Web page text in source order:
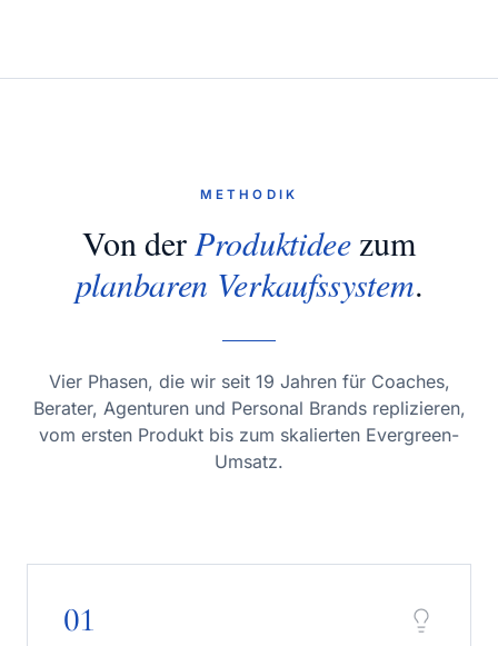
METHODIK
Von derProduktideezum
planbaren Verkaufssystem.
Vier Phasen, die wir seit 19 Jahren für Coaches,
Berater, Agenturen und Personal Brands replizieren,
vom ersten Produkt bis zum skalierten Evergreen-
Umsatz.
01